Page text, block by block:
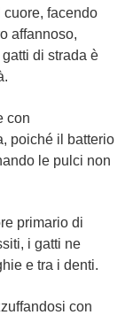
cuore, facendo
affannoso,
di strada è
con
poiché il batterio
le pulci non
primario di
i gatti ne
e tra i denti.
con